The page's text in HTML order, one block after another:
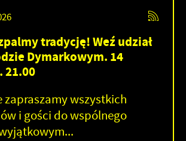
tradycję! Weź udział
Dymarkowym. 14
21.00
zapraszamy wszystkich
i gości do wspólnego